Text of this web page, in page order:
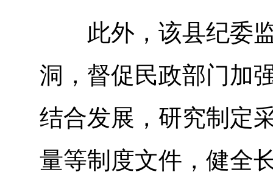
此外，该县纪委监
洞，督促民政部门加
结合发展，研究制定
量等制度文件，健全